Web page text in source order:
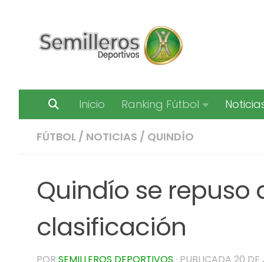
Inicio Ranking Fútbol
FÚTBOL / NOTICIAS / QUINDÍO
Quindío se repuso
clasificación